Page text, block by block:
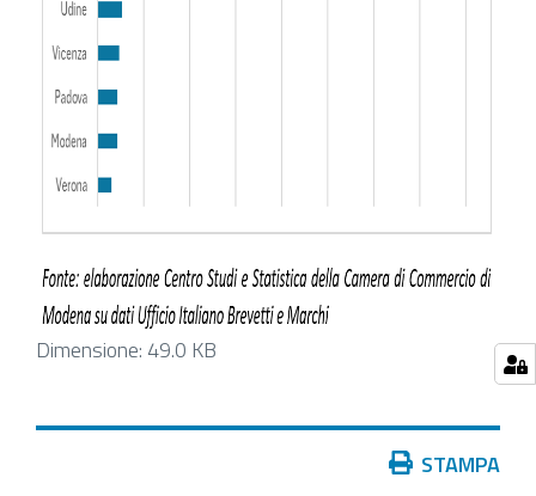
Clicca
Dimensione: 49.0 KB
STAMPA